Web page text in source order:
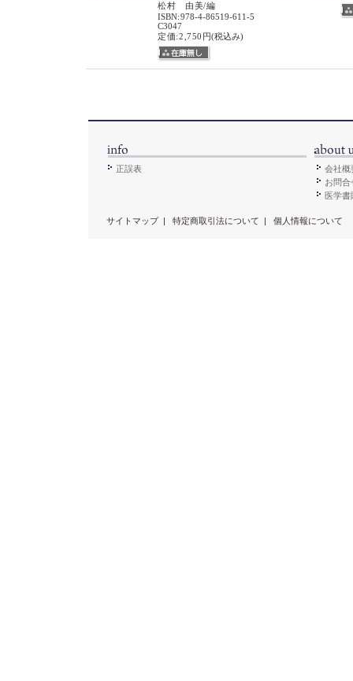
松村 由美/編
ISBN:978-4-86519-611-5
C3047
定価:2,750円(税込み)
正誤表
会社概
お問合
医学
サイトマップ 特定商取引法について 個人情報について